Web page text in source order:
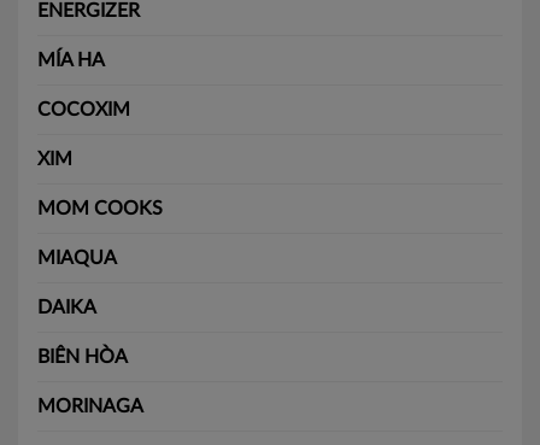
ENERGIZER
MÍA HA
COCOXIM
XIM
MOM COOKS
MIAQUA
DAIKA
BIÊN HÒA
MORINAGA